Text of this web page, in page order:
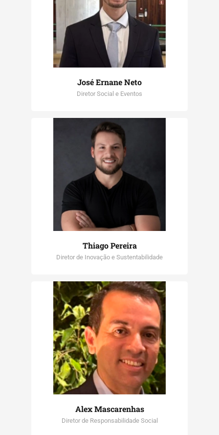
José Ernane Neto
Diretor Social e Eventos
Thiago Pereira
Diretor de Inovação e Sustentabilidade
Alex Mascarenhas
Diretor de Responsabilidade Social